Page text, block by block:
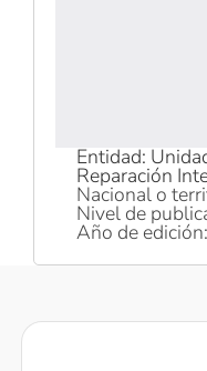
Entidad:
Reparación
Nacional o
Nivel de
Año de